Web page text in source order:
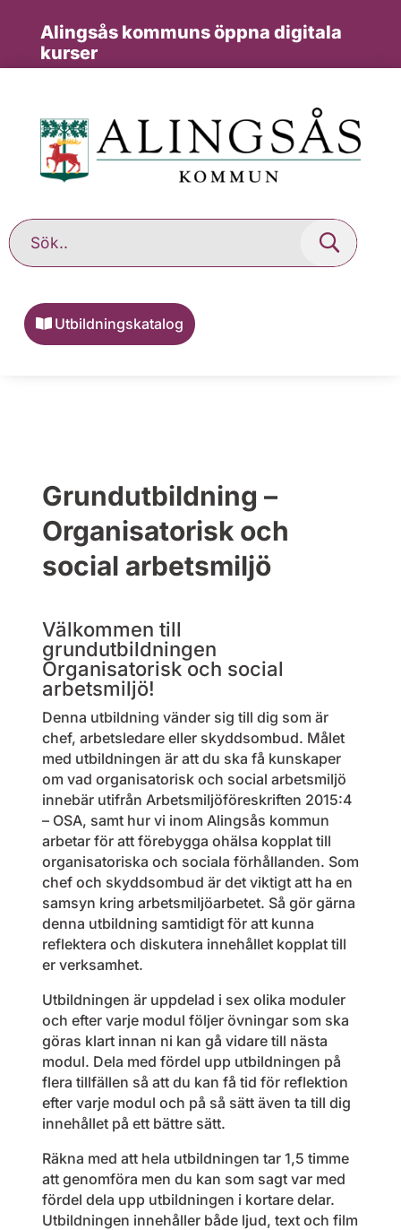
Alingsås kommuns öppna digitala
kurser
Utbildningskatalog
Grundutbildning –
Organisatorisk och
social arbetsmiljö
Välkommen till
grundutbildningen
Organisatorisk och social
arbetsmiljö!
Denna utbildning vänder sig till dig som är
chef, arbetsledare eller skyddsombud. Målet
med utbildningen är att du ska få kunskaper
om vad organisatorisk och social arbetsmiljö
innebär utifrån Arbetsmiljöföreskriften 2015:4
– OSA, samt hur vi inom Alingsås kommun
arbetar för att förebygga ohälsa kopplat till
organisatoriska och sociala förhållanden. Som
chef och skyddsombud är det viktigt att ha en
samsyn kring arbetsmiljöarbetet. Så gör gärna
denna utbildning samtidigt för att kunna
reflektera och diskutera innehållet kopplat till
er verksamhet.
Utbildningen är uppdelad i sex olika moduler
och efter varje modul följer övningar som ska
göras klart innan ni kan gå vidare till nästa
modul. Dela med fördel upp utbildningen på
flera tillfällen så att du kan få tid för reflektion
efter varje modul och på så sätt även ta till dig
innehållet på ett bättre sätt.
Räkna med att hela utbildningen tar 1,5 timme
att genomföra men du kan som sagt var med
fördel dela upp utbildningen i kortare delar.
Utbildningen innehåller både ljud, text och film